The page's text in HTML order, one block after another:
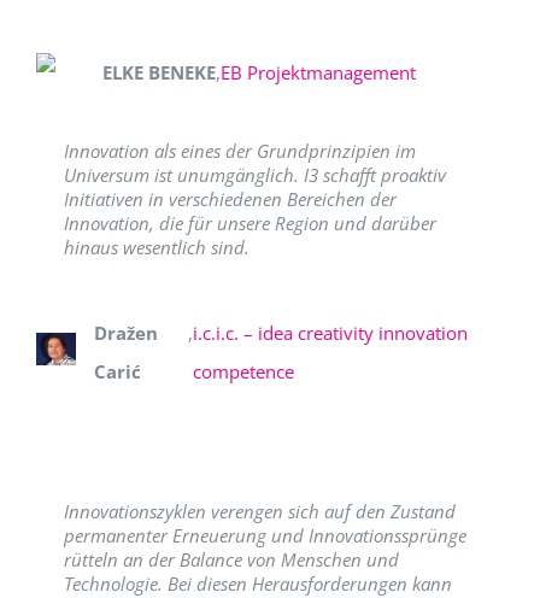
ELKE BENEKE,EB Projektmanagement
Innovation als eines der Grundprinzipien im
Universum ist unumgänglich. I3 schafft proaktiv
Initiativen in verschiedenen Bereichen der
Innovation, die für unsere Region und darüber
hinaus wesentlich sind.
Dražen
Carić
,i.c.i.c. – idea creativity innovation
competence
Innovationszyklen verengen sich auf den Zustand
permanenter Erneuerung und Innovationssprünge
rütteln an der Balance von Menschen und
Technologie. Bei diesen Herausforderungen kann